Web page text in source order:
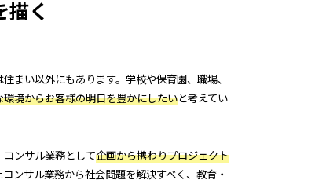
描く
住まい以外にもあります。学校や保育園、職場、
境からお客様の明日を豊かにしたいと考えてい
ンサル業務として企画から携わりプロジェクト
ンサル業務から社会問題を解決すべく、教育・